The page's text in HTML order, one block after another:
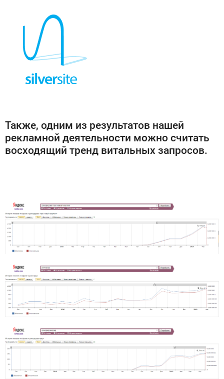
Также, одним из результатов нашей
рекламной деятельности можно считать
восходящий тренд витальных запросов.